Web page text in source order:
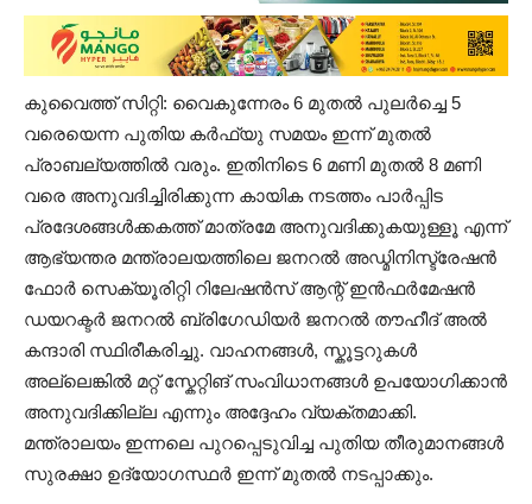
കുവൈത്ത് സിറ്റി: വൈകുന്നേരം 6 മുതൽ പുലർച്ചെ 5
വരെയെന്ന പുതിയ കർഫ്യു സമയം ഇന്ന് മുതൽ
പ്രാബല്യത്തിൽ വരും. ഇതിനിടെ 6 മണി മുതൽ 8 മണി
വരെ അനുവദിച്ചിരിക്കുന്ന കായിക നടത്തം പാർപ്പിട
പ്രദേശങ്ങൾക്കകത്ത് മാത്രമേ അനുവദിക്കുകയുള്ളൂ എന്ന്
ആഭ്യന്തര മന്ത്രാലയത്തിലെ ജനറൽ അഡ്മിനിസ്ട്രേഷൻ
ഫോർ സെക്യൂരിറ്റി റിലേഷൻസ് ആന്റ് ഇൻഫർമേഷൻ
ഡയറക്ടർ ജനറൽ ബ്രിഗേഡിയർ ജനറൽ തൗഹീദ് അൽ
കന്ദാരി സ്ഥിരീകരിച്ചു. വാഹനങ്ങൾ, സ്കൂട്ടറുകൾ
അല്ലെങ്കിൽ മറ്റ് സ്കേറ്റിങ് സംവിധാനങ്ങൾ ഉപയോഗിക്കാൻ
അനുവദിക്കില്ല എന്നും അദ്ദേഹം വ്യക്തമാക്കി.
മന്ത്രാലയം ഇന്നലെ പുറപ്പെടുവിച്ച പുതിയ തീരുമാനങ്ങൾ
സുരക്ഷാ ഉദ്യോഗസ്ഥർ ഇന്ന് മുതൽ നടപ്പാക്കും.